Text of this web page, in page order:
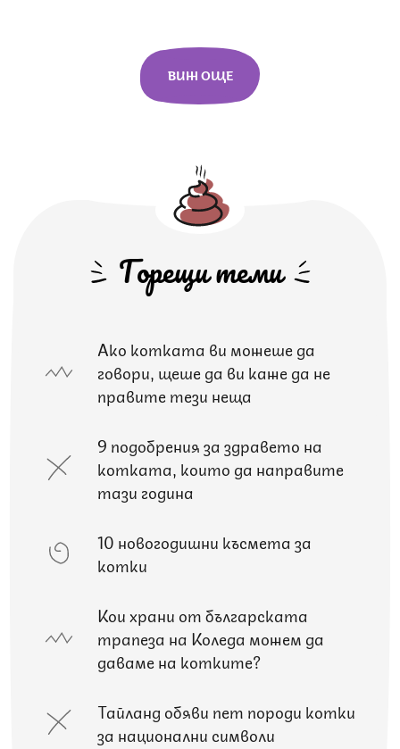
ВИЖ ОЩЕ
Горещи теми
Ако котката ви можеше да
говори, щеше да ви каже да не
правите тези неща
9 подобрения за здравето на
котката, които да направите
тази година
10 новогодишни късмета за
котки
Кои храни от българската
трапеза на Коледа можем да
даваме на котките?
Тайланд обяви пет породи котки
за национални символи